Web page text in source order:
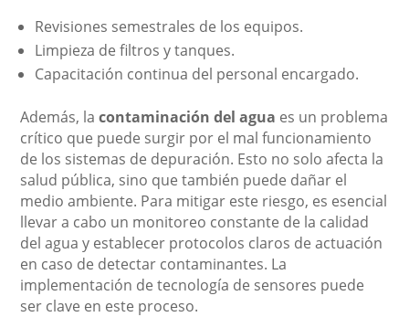
Revisiones semestrales de los equipos.
Limpieza de filtros y tanques.
Capacitación continua del personal encargado.
Además, lacontaminación del agua es un problema
crítico que puede surgir por el mal funcionamiento
de los sistemas de depuración. Esto no solo afecta la
salud pública, sino que también puede dañar el
medio ambiente. Para mitigar este riesgo, es esencial
llevar a cabo un monitoreo constante de la calidad
del agua y establecer protocolos claros de actuación
en caso de detectar contaminantes. La
implementación de tecnología de sensores puede
ser clave en este proceso.